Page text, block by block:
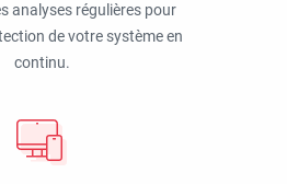
analyses régulières pour
de votre système en
continu.